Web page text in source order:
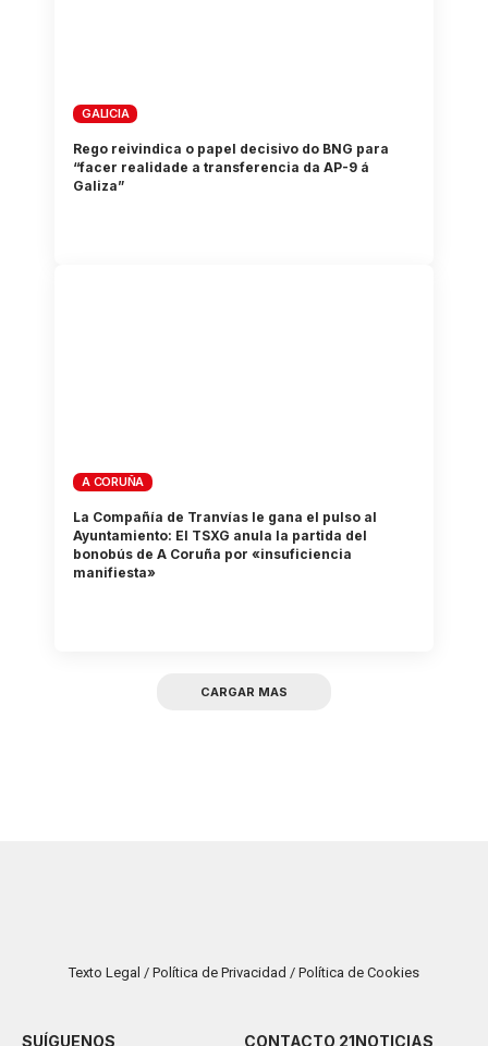
GALICIA
Rego reivindica o papel decisivo do BNG para
“facer realidade a transferencia da AP-9 á
Galiza”
A CORUÑA
La Compañía de Tranvías le gana el pulso al
Ayuntamiento: El TSXG anula la partida del
bonobús de A Coruña por «insuficiencia
manifiesta»
CARGAR MAS
Texto Legal / Política de Privacidad / Política de Cookies
SUÍGUENOS CONTACTO 21NOTICIAS